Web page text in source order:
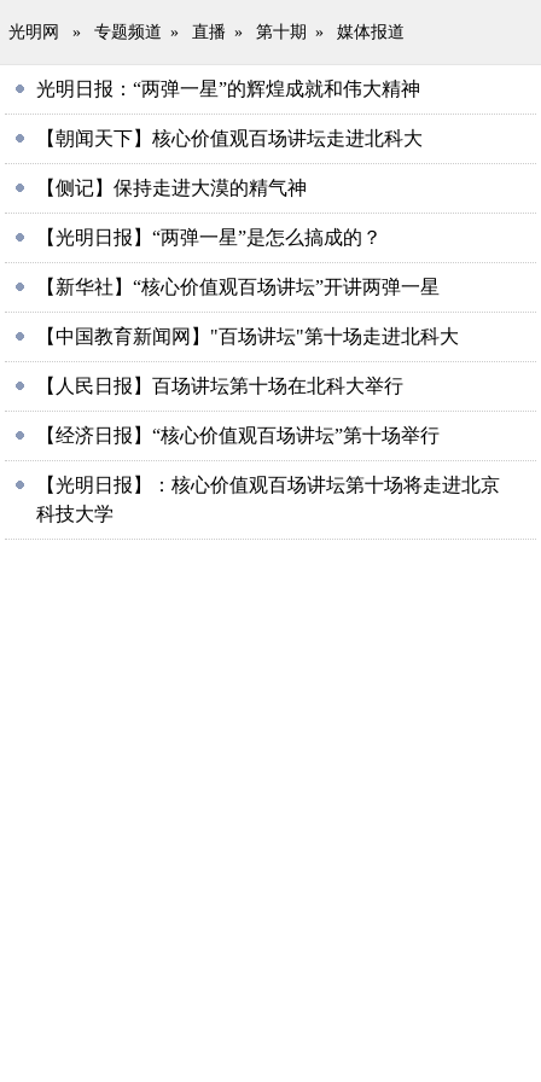
光明网 » 专题频道 » 直播 » 第十期 » 媒体报道
光明日报：“两弹一星”的辉煌成就和伟大精神
【朝闻天下】核心价值观百场讲坛走进北科大
【侧记】保持走进大漠的精气神
【光明日报】“两弹一星”是怎么搞成的？
【新华社】“核心价值观百场讲坛”开讲两弹一星
【中国教育新闻网】"百场讲坛"第十场走进北科大
【人民日报】百场讲坛第十场在北科大举行
【经济日报】“核心价值观百场讲坛”第十场举行
【光明日报】：核心价值观百场讲坛第十场将走进北京
科技大学